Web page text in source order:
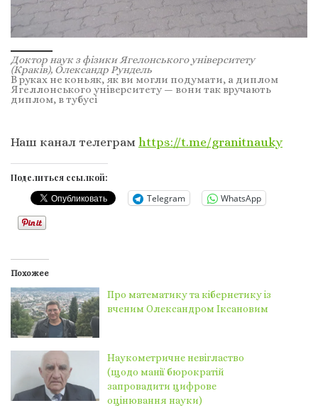
Доктор наук з фізики Ягелонського університету
(Краків), Олександр Рундель
В руках не коньяк, як ви могли подумати, а диплом
Ягеллонського університету — вони так вручають
диплом, в тубусі
Наш канал телеграм https://t.me/granitnauky
Поделиться ссылкой:
Telegram WhatsApp
Похожее
Про математику та кібернетику із
вченим Олександром Іксановим
Наукометричне невігластво
(щодо манії бюрократій
запровадити цифрове
оцінювання науки)